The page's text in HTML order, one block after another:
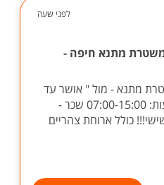
לפני שעה
משטרת מתנא חיפה -
מתנא - מול " אושר עד
"חיפה בימים א'-ה' בין השעות: 07:00-15:00 שכר -
כולל ארוחת צהריים